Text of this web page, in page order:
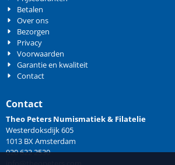
Betalen
Over ons
Bezorgen
Privacy
Voorwaarden
Garantie en kwaliteit
Contact
Contact
Theo Peters Numismatiek & Filatelie
Westerdoksdijk 605
1013 BX Amsterdam
020 622 2530